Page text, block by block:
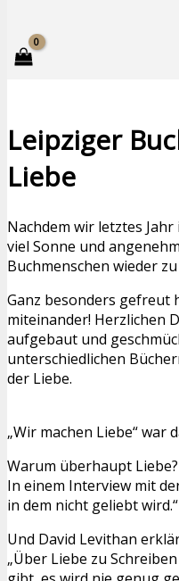
Leipziger
Liebe
Nachdem wir letztes
viel Sonne und
Buchmenschen wieder
Ganz besonders gefreut
miteinander! Herzlichen
aufgebaut und
unterschiedlichen
der Liebe.
„Wir machen Liebe“
Warum überhaupt Liebe?
In einem Interview mit
in dem nicht geliebt wird.“
Und David Levithan
„Über Liebe zu